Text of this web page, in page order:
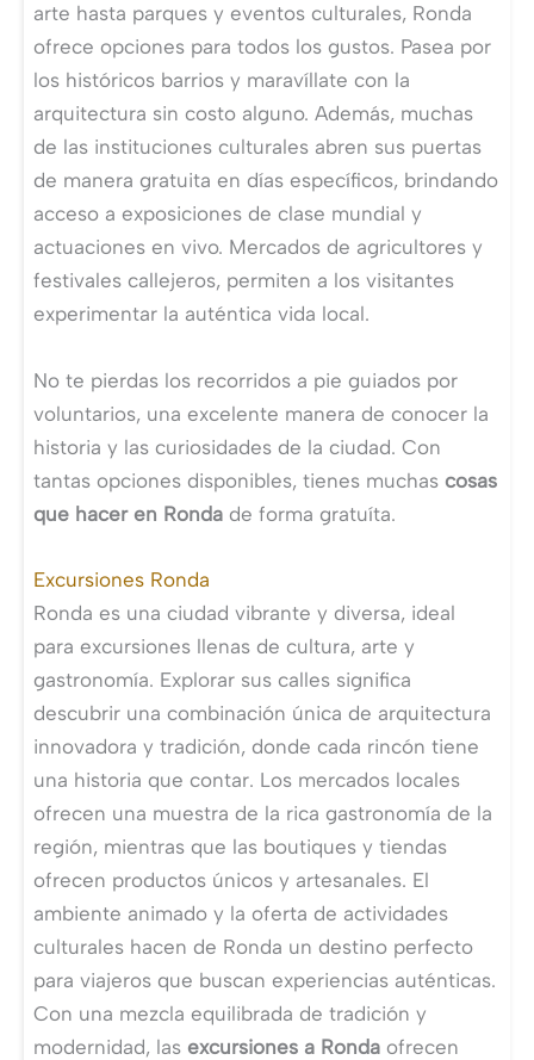
arte hasta parques y eventos culturales, Ronda
ofrece opciones para todos los gustos. Pasea por
los históricos barrios y maravíllate con la
arquitectura sin costo alguno. Además, muchas
de las instituciones culturales abren sus puertas
de manera gratuita en días específicos, brindando
acceso a exposiciones de clase mundial y
actuaciones en vivo. Mercados de agricultores y
festivales callejeros, permiten a los visitantes
experimentar la auténtica vida local.
No te pierdas los recorridos a pie guiados por
voluntarios, una excelente manera de conocer la
historia y las curiosidades de la ciudad. Con
tantas opciones disponibles, tienes muchas cosas
que hacer en Ronda de forma gratuíta.
Excursiones Ronda
Ronda es una ciudad vibrante y diversa, ideal
para excursiones llenas de cultura, arte y
gastronomía. Explorar sus calles significa
descubrir una combinación única de arquitectura
innovadora y tradición, donde cada rincón tiene
una historia que contar. Los mercados locales
ofrecen una muestra de la rica gastronomía de la
región, mientras que las boutiques y tiendas
ofrecen productos únicos y artesanales. El
ambiente animado y la oferta de actividades
culturales hacen de Ronda un destino perfecto
para viajeros que buscan experiencias auténticas.
Con una mezcla equilibrada de tradición y
modernidad, las excursiones a Rondaofrecen